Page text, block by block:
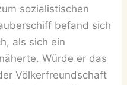
sozialistischen
befand sich
als sich ein
Würde er das
Völkerfreundschaft